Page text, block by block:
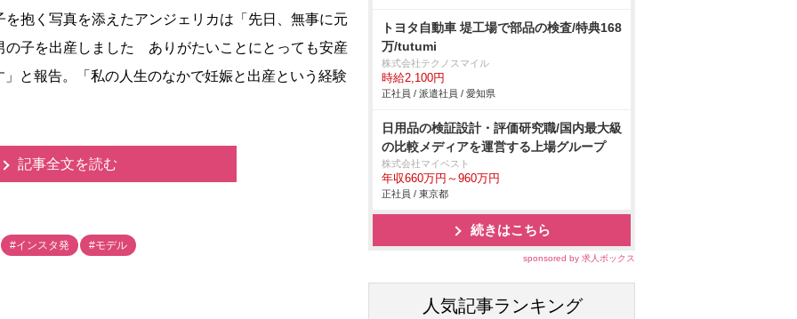
抱く写真を添えたアンジェリカは「先日、無事に元
の子を出産しました ありがたいことにとっても安産
と報告。「私の人生のなかで妊娠と出産という経験
記事全文を読む
#インスタ発 #モデル
トヨタ自動車 堤工場で部品の検査/特典168
万/tutumi
株式会社テクノスマイル
時給2,100円
正社員 / 派遣社員 / 愛知県
日用品の検証設計・評価研究職/国内最大級
の比較メディアを運営する上場グループ
株式会社マイベスト
年収660万円～960万円
正社員 / 東京都
続きはこちら
sponsored by 求人ボックス
人気記事ランキング